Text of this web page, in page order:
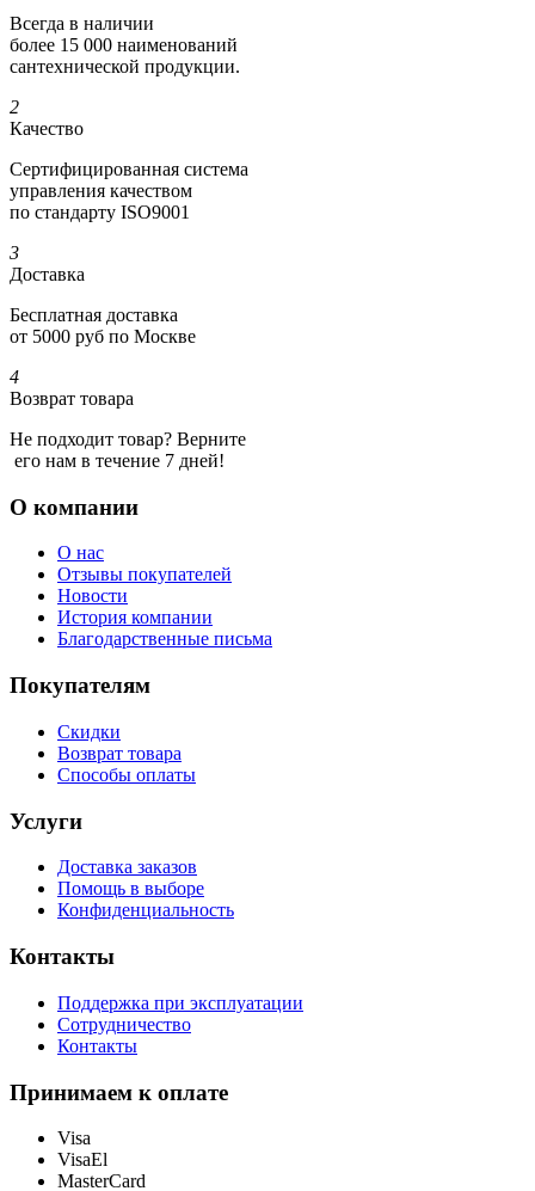
Всегда в наличии
более 15 000 наименований
сантехнической продукции.
2
Качество
Сертифициро­ванная система
управления качеством
по стандарту ISO9001
3
Доставка
Бесплатная доставка
от 5000 руб по Москве
4
Возврат товара
Не подходит товар? Верните
его нам в течение 7 дней!
О компании
О нас
Отзывы покупателей
Новости
История компании
Благодарственные письма
Покупателям
Скидки
Возврат товара
Способы оплаты
Услуги
Доставка заказов
Помощь в выборе
Конфиденциальность
Контакты
Поддержка при эксплуатации
Сотрудничество
Контакты
Принимаем к оплате
Visa
VisaEl
MasterCard